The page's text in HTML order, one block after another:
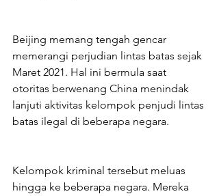
Beijing memang tengah gencar
memerangi perjudian lintas batas sejak
Maret 2021. Hal ini bermula saat
otoritas berwenang China menindak
lanjuti aktivitas kelompok penjudi lintas
batas ilegal di beberapa negara.
Kelompok kriminal tersebut meluas
hingga ke beberapa negara. Mereka